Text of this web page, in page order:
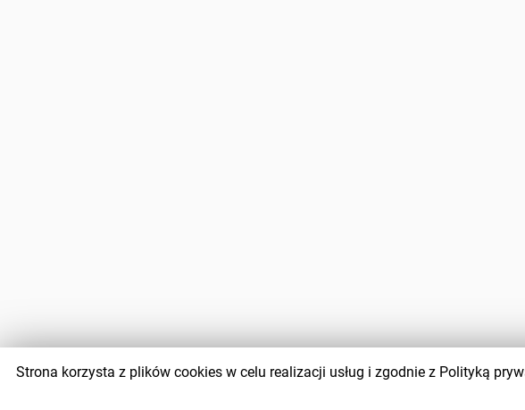
Strona korzysta z plików cookies w celu realizacji usług i zgodnie z Polityką